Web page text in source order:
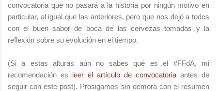
convocatoria que no pasará a la historia por ningún motivo en
particular, al igual que las anteriores, pero que nos dejó a todos
con el buen sabor de boca de las cervezas tomadas y la
reflexión sobre su evolución en el tiempo.
(Si a estas alturas aún no sabes qué es el #FFdA, mi
recomendación es leer el artículo de convocatoria antes de
seguir con este post). Prosigamos sin demora con el resumen